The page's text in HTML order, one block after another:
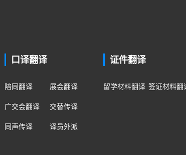
口译翻译
陪同翻译
展会翻译
广交会翻译
交替传译
同声传译
译员外派
证件翻译
留学材料翻译 签证材料翻